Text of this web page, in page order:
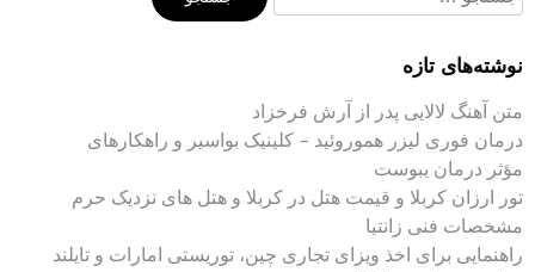
برای:
نوشته‌های تازه
متن آهنگ لالایی پدر از آرش فرخزاد
درمان فوری لیزر هموروئید – کلینیک بواسیر و راهکارهای
مؤثر درمان یبوست
تور ارزان کربلا و قیمت هتل در کربلا و هتل های نزدیک حرم
مشخصات فنی زانتیا
راهنمایی برای اخذ ویزای تجاری چین، توریستی امارات و تایلند